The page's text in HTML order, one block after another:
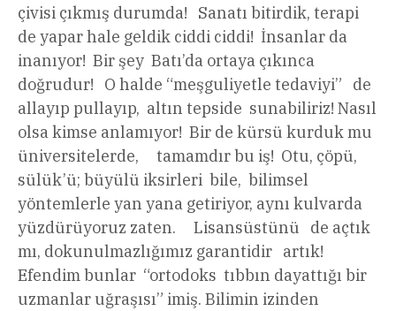
çivisi çıkmış durumda! Sanatı bitirdik, terapi
de yapar hale geldik ciddi ciddi! İnsanlar da
inanıyor! Bir şey Batı’da ortaya çıkınca
doğrudur! O halde “meşguliyetle tedaviyi” de
allayıp pullayıp, altın tepside sunabiliriz! Nasıl
olsa kimse anlamıyor! Bir de kürsü kurduk mu
üniversitelerde, tamamdır bu iş! Otu, çöpü,
sülük’ü; büyülü iksirleri bile, bilimsel
yöntemlerle yan yana getiriyor, aynı kulvarda
yüzdürüyoruz zaten. Lisansüstünü de açtık
mı, dokunulmazlığımız garantidir artık!
Efendim bunlar “ortodoks tıbbın dayattığı bir
uzmanlar uğraşısı” imiş. Bilimin izinden